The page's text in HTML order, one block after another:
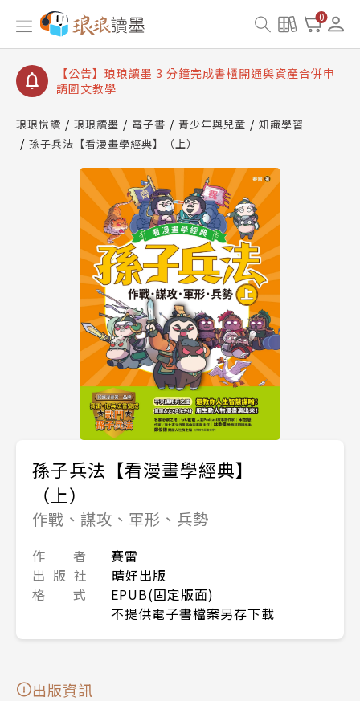
0
【公告】琅琅讀墨數位閱讀資產合併與書櫃開通申請
【公告】琅琅讀墨書櫃開通常見問題
【公告】琅琅讀墨 3 分鐘完成書櫃開通與資產合併申
請圖文教學
查詢
【公告】琅琅讀墨數位閱讀資產合併與書櫃開通申請
琅琅悅讀 琅琅讀墨 電子書 青少年與兒童
知識學習
孫子兵法【看漫畫學經典】（上）
孫子兵法【看漫畫學經典】
（上）
作戰、謀攻、軍形、兵勢
作 者
賽雷
出 版 社
晴好出版
格 式
EPUB(固定版面)
不提供電子書檔案另存下載
出版資訊